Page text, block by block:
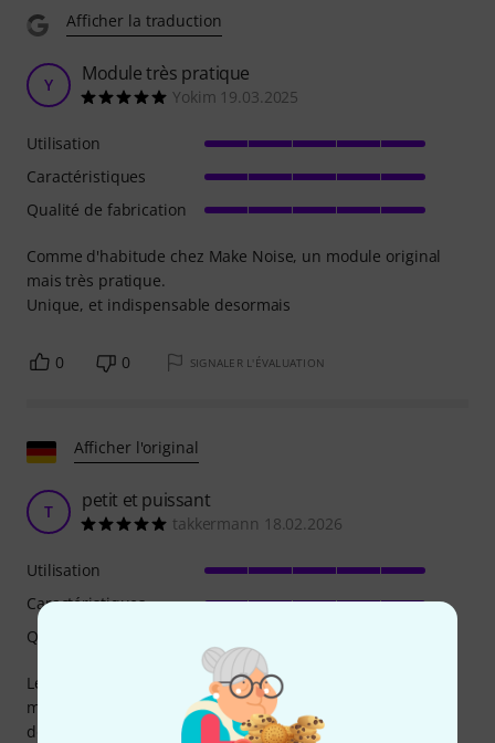
Afficher la traduction
Y Module très pratique
Yokim 19.03.2025
Comme d'habitude chez Make Noise, un module original
mais très pratique.
Unique, et indispensable desormais
Utilisation
Caractéristiques
Qualité de fabrication
0 0 SIGNALER L'ÉVALUATION
Afficher l'original
T petit et puissant
takkermann 18.02.2026
Le Make Noise Channel Saver a l'air discret, mais c'est un
module précieux dans mon rack. Qu'il s'agisse de générer
des mélodies aléatoires par échantillonnage-blocage, de
Utilisation
Caractéristiques
Qualité de fabrication